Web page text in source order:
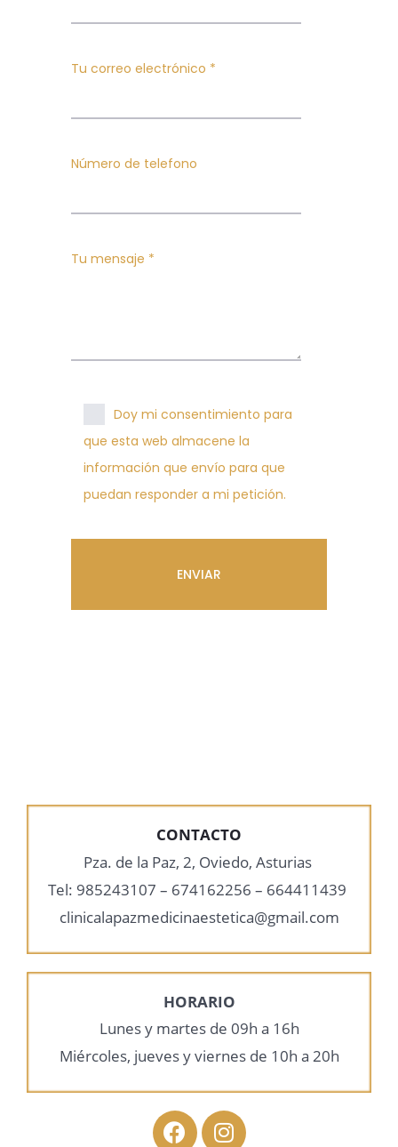
Tu correo electrónico *
Número de telefono
Tu mensaje *
Doy mi consentimiento para
que esta web almacene la
información que envío para que
puedan responder a mi petición.
CONTACTO
Pza. de la Paz, 2, Oviedo, Asturias
Tel: 985243107 – 674162256 – 664411439
clinicalapazmedicinaestetica@gmail.com
HORARIO
Lunes y martes de 09h a 16h
Miércoles, jueves y viernes de 10h a 20h